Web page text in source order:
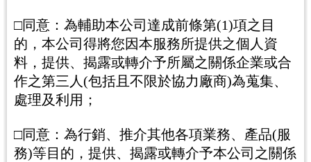
□同意：為輔助本公司達成前條第(1)項之目
的，本公司得將您因本服務所提供之個人資
料，提供、揭露或轉介予所屬之關係企業或合
作之第三人(包括且不限於協力廠商)為蒐集、
處理及利用；
□同意：為行銷、推介其他各項業務、產品(服
務)等目的，提供、揭露或轉介予本公司之關係